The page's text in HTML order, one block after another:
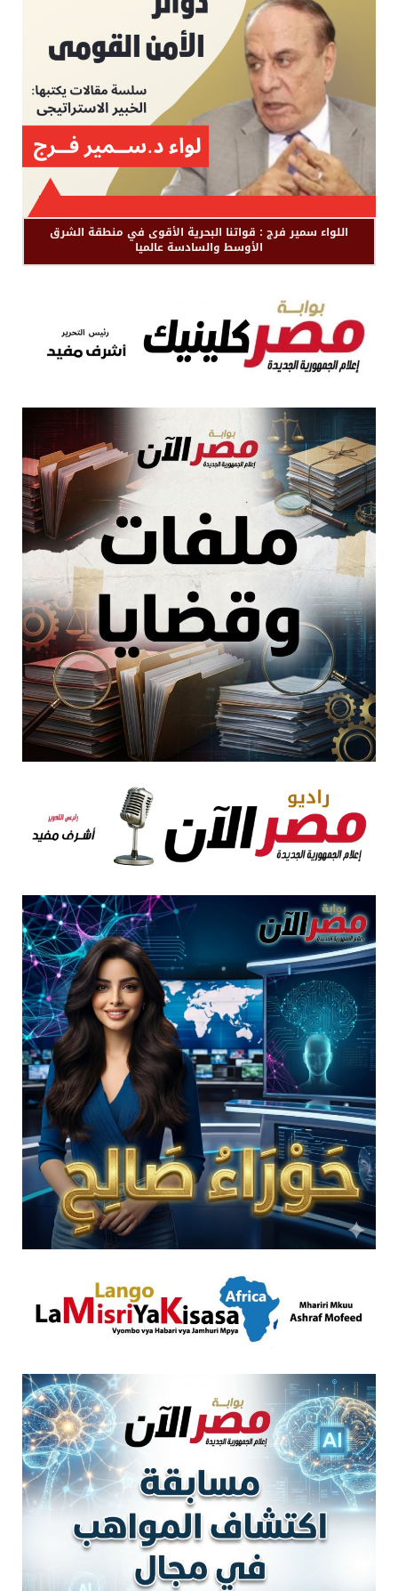
اللواء سمير فرج : قواتنا البحرية الأقوى في منطقة الشرق
الأوسط والسادسة عالميا